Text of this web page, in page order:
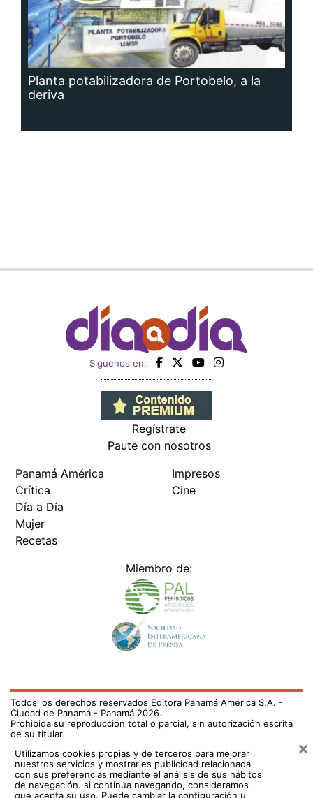
Planta potabilizadora de Portobelo, a la
deriva
Siguenos en:
Regístrate
Paute con nosotros
Panamá América
Crítica
Día a Día
Mujer
Recetas
Impresos
Cine
Miembro de:
Todos los derechos reservados Editora Panamá América S.A. -
Ciudad de Panamá - Panamá 2026.
Prohibida su reproducción total o parcial, sin autorización escrita
de su titular
Utilizamos cookies propias y de terceros para mejorar
nuestros servicios y mostrarles publicidad relacionada
con sus preferencias mediante el análisis de sus hábitos
de navegación. si continúa navegando, consideramos
que acepta su uso. Puede cambiar la configuración u
×